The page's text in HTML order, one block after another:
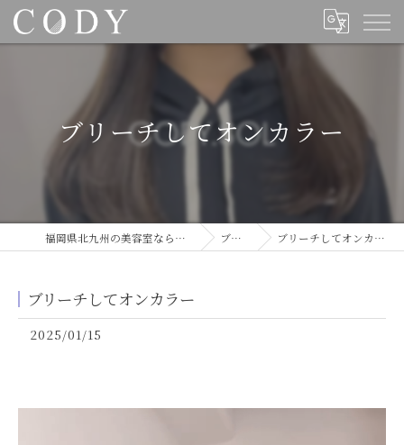
ブリーチしてオンカラー
福岡県北九州の美容室ならCODY ブログ ブリーチしてオンカラー
ブリーチしてオンカラー
2025/01/15